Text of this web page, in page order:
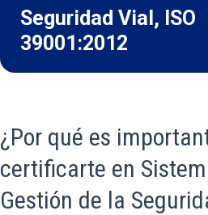
Seguridad Vial, ISO
39001:2012
¿Por qué es
certificarte en
Gestión de la